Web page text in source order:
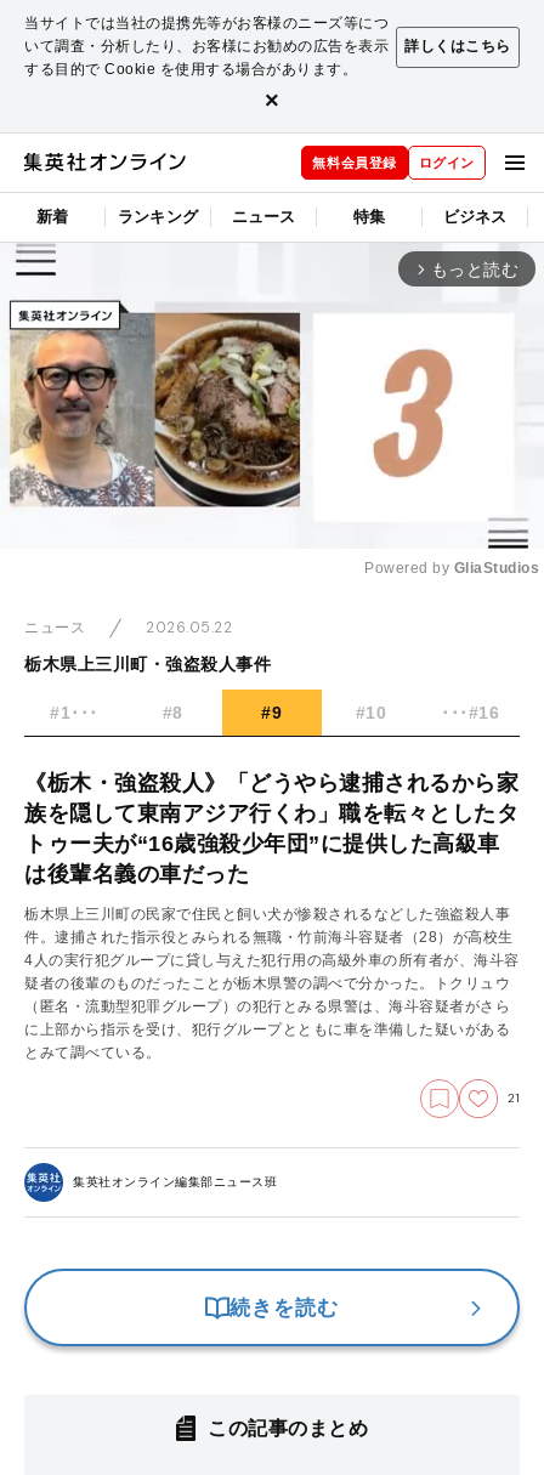
当サイトでは当社の提携先等がお客様のニーズ等につ
いて調査・分析したり、お客様にお勧めの広告を表示
する目的で Cookie を使用する場合があります。
詳しくはこちら
×
無料会員登録 ログイン
新着 ランキング ニュース 特集 ビジネス
arrow_forward_ios もっと読む
Powered by GliaStudios
ニュース
2026.05.22
栃木県上三川町・強盗殺人事件
#1･･･ #8 #9 #10 ･･･#16
《栃木・強盗殺人》「どうやら逮捕されるから家
族を隠して東南アジア行くわ」職を転々としたタ
トゥー夫が“16歳強殺少年団”に提供した高級車
は後輩名義の車だった
栃木県上三川町の民家で住民と飼い犬が惨殺されるなどした強盗殺人事
件。逮捕された指示役とみられる無職・竹前海斗容疑者（28）が高校生
4人の実行犯グループに貸し与えた犯行用の高級外車の所有者が、海斗容
疑者の後輩のものだったことが栃木県警の調べで分かった。トクリュウ
（匿名・流動型犯罪グループ）の犯行とみる県警は、海斗容疑者がさら
に上部から指示を受け、犯行グループとともに車を準備した疑いがある
とみて調べている。
21
集英社オンライン編集部ニュース班
続きを読む
この記事のまとめ